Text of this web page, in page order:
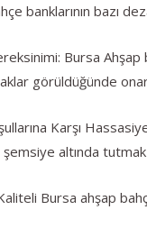
banklarının bazı
Bursa
görüldüğünde
Karşı
şemsiye altında
Bursa ahşap